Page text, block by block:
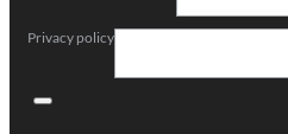
Privacy policy